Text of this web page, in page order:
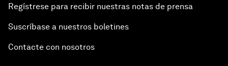
Regístrese para recibir nuestras notas de prensa
Suscríbase a nuestros boletines
Contacte con nosotros